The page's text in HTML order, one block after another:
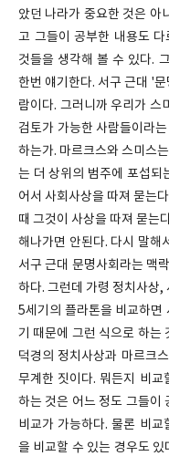
았던 나라가 중요한 것은 아
고 그들이 공부한 내용도
것들을 생각해 볼 수 있다.
한번 얘기한다. 서구 근대 '
람이다. 그러니까 우리가 스
검토가 가능한 사람들이라
하는가. 마르크스와 스미스
는 더 상위의 범주에 포섭되
어서 사회사상을 따져 묻는
때 그것이 사상을 따져 묻는
해나가면 안된다. 다시 말해
서구 근대 문명사회라는 맥
하다. 그런데 가령 정치사상,
5세기의 플라톤을 비교하면
기 때문에 그런 식으로 하는
덕경의 정치사상과 마르크
무계한 짓이다. 뭐든지 비교
하는 것은 어느 정도 그들
비교가 가능하다. 물론 비
을 비교할 수 있는 경우도